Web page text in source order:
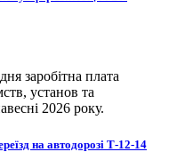
заробітна плата
установ та
2026 року.
на автодорозі Т-12-14